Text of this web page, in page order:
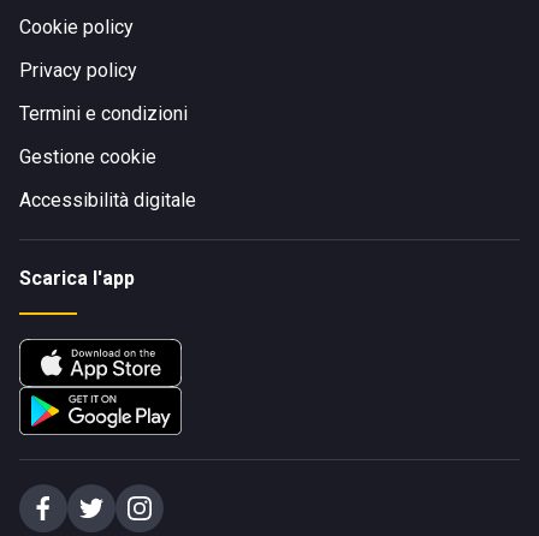
Cookie policy
Privacy policy
Termini e condizioni
Gestione cookie
Accessibilità digitale
Scarica l'app